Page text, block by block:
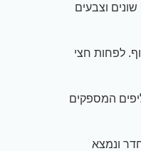
וצבעים
לפחות חצי
המספקים
החדר ונמצא